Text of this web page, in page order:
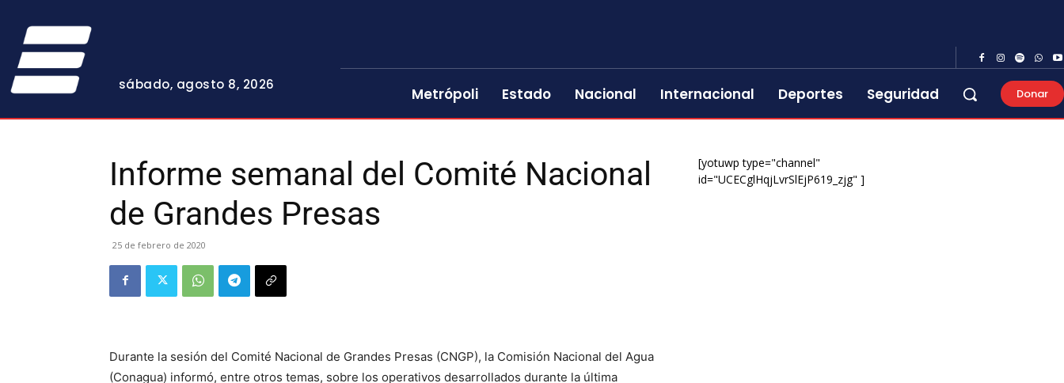
sábado, agosto 8, 2026
Metrópoli Estado Nacional Internacional Deportes Seguridad Donar
Informe semanal del Comité Nacional
de Grandes Presas
25 de febrero de 2020
Durante la sesión del Comité Nacional de Grandes Presas (CNGP), la Comisión Nacional del Agua
(Conagua) informó, entre otros temas, sobre los operativos desarrollados durante la última
[yotuwp type="channel"
id="UCECglHqjLvrSlEjP619_zjg" ]